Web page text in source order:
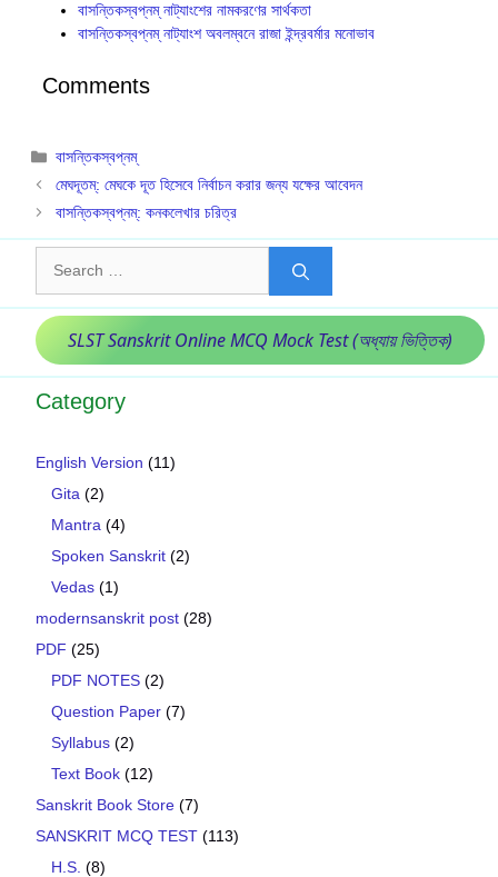
বাসন্তিকস্বপ্নম্ নাট্যাংশের নামকরণের সার্থকতা
বাসন্তিকস্বপ্নম্ নাট্যাংশ অবলম্বনে রাজা ইন্দ্রবর্মার মনোভাব
Comments
Categories
বাসন্তিকস্বপ্নম্
মেঘদূতম্: মেঘকে দূত হিসেবে নির্বাচন করার জন্য যক্ষের আবেদন
বাসন্তিকস্বপ্নম্: কনকলেখার চরিত্র
for:
SLST Sanskrit Online MCQ Mock Test (অধ্যায় ভিত্তিক)
Category
English Version (11)
Gita (2)
Mantra (4)
Spoken Sanskrit (2)
Vedas (1)
modernsanskrit post (28)
PDF (25)
PDF NOTES (2)
Question Paper (7)
Syllabus (2)
Text Book (12)
Sanskrit Book Store (7)
SANSKRIT MCQ TEST (113)
H.S. (8)